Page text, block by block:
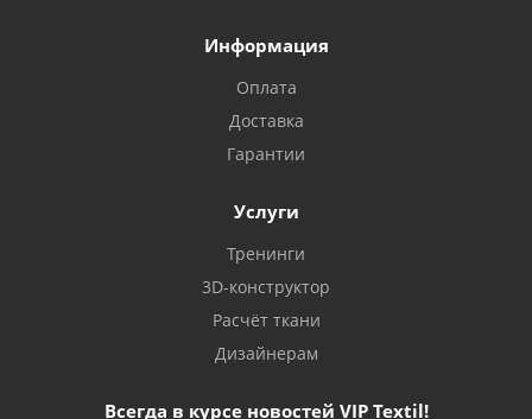
Информация
Оплата
Доставка
Гарантии
Услуги
Тренинги
3D-конструктор
Расчёт ткани
Дизайнерам
Всегда в курсе новостей VIP Textil!